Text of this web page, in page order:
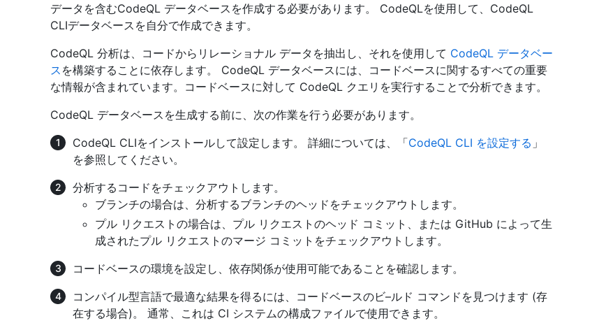
データを含むCodeQL データベースを作成する必要があります。 CodeQLを使用して、CodeQL
CLIデータベースを自分で作成できます。
CodeQL 分析は、コードからリレーショナル データを抽出し、それを使用して CodeQL データベー
ス を構築することに依存します。 CodeQL データベースには、コードベースに関するすべての重要
な情報が含まれています。コードベースに対して CodeQL クエリを実行することで分析できます。
CodeQL データベースを生成する前に、次の作業を行う必要があります。
CodeQL CLIをインストールして設定します。 詳細については、「CodeQL CLI を設定する 」
を参照してください。
分析するコードをチェックアウトします。
ブランチの場合は、分析するブランチのヘッドをチェックアウトします。
プル リクエストの場合は、プル リクエストのヘッド コミット、または GitHub によって生
成されたプル リクエストのマージ コミットをチェックアウトします。
コードベースの環境を設定し、依存関係が使用可能であることを確認します。
コンパイル型言語で最適な結果を得るには、コードベースのビ–ルド コマンドを見つけます (存
在する場合)。 通常、これは CI システムの構成ファイルで使用できます。